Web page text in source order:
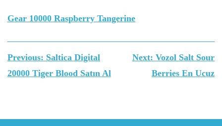
Gear 10000 Raspberry Tangerine
Yazı
gezinmesi
Previous: Saltica Digital
20000 Tiger Blood Satın Al
Next: Vozol Salt Sour
Berries En Ucuz